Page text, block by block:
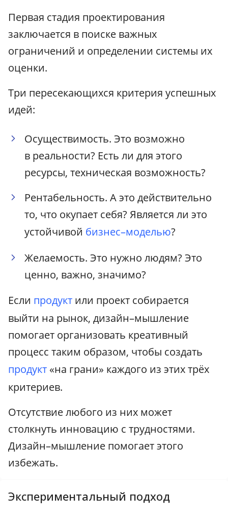
Первая стадия проектирования
заключается в поиске важных
ограничений и определении системы их
оценки.
Три пересекающихся критерия успешных
идей:
Осуществимость. Это возможно
в реальности? Есть ли для этого
ресурсы, техническая возможность?
Рентабельность. А это действительно
то, что окупает себя? Является ли это
устойчивой бизнес–моделью?
Желаемость. Это нужно людям? Это
ценно, важно, значимо?
Если продукт или проект собирается
выйти на рынок, дизайн–мышление
помогает организовать креативный
процесс таким образом, чтобы создать
продукт «на грани» каждого из этих трёх
критериев.
Отсутствие любого из них может
столкнуть инновацию с трудностями.
Дизайн–мышление помогает этого
избежать.
Экспериментальный подход